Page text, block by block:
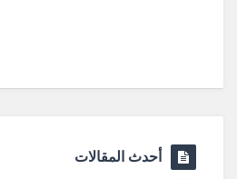
أحدث المقالات